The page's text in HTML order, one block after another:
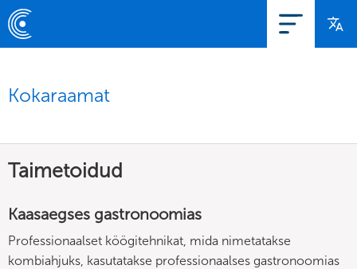
Kokaraamat
Taimetoidud
Kaasaegses gastronoomias
Professionaalset köögitehnikat, mida nimetatakse
kombiahjuks, kasutatakse professionaalses gastronoomias